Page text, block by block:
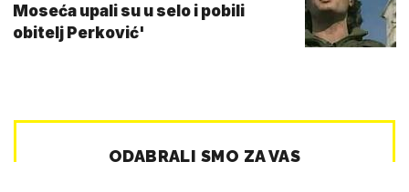
Moseća upali su u selo i pobili
obitelj Perković'